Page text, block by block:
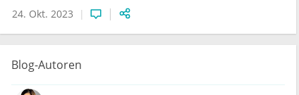
24. Okt. 2023
Blog-Autoren